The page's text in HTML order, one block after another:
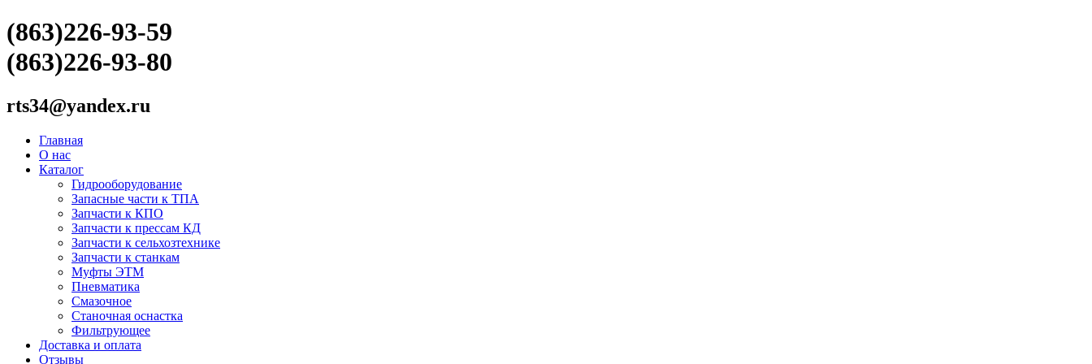
(863)226-93-59
(863)226-93-80
rts34@yandex.ru
Главная
О нас
Каталог
Гидрооборудование
Запасные части к ТПА
Запчасти к КПО
Запчасти к прессам КД
Запчасти к сельхозтехнике
Запчасти к станкам
Муфты ЭТМ
Пневматика
Смазочное
Станочная оснастка
Фильтрующее
Доставка и оплата
Отзывы